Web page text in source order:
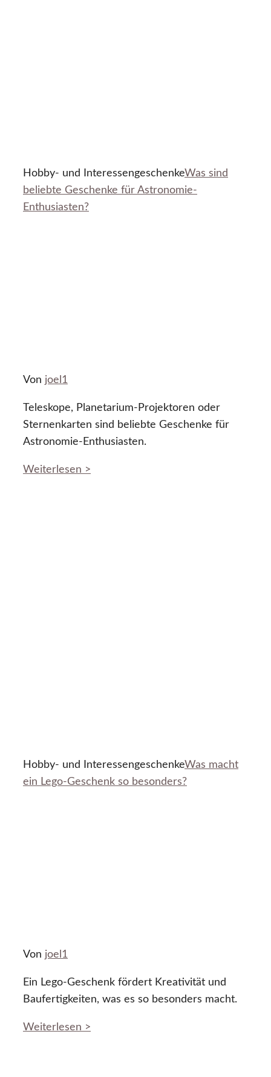
Hobby- und InteressengeschenkeWas sind
beliebte Geschenke für Astronomie-
Enthusiasten?
Von joel1
Teleskope, Planetarium-Projektoren oder
Sternenkarten sind beliebte Geschenke für
Astronomie-Enthusiasten.
Weiterlesen >
Hobby- und InteressengeschenkeWas macht
ein Lego-Geschenk so besonders?
Von joel1
Ein Lego-Geschenk fördert Kreativität und
Baufertigkeiten, was es so besonders macht.
Weiterlesen >